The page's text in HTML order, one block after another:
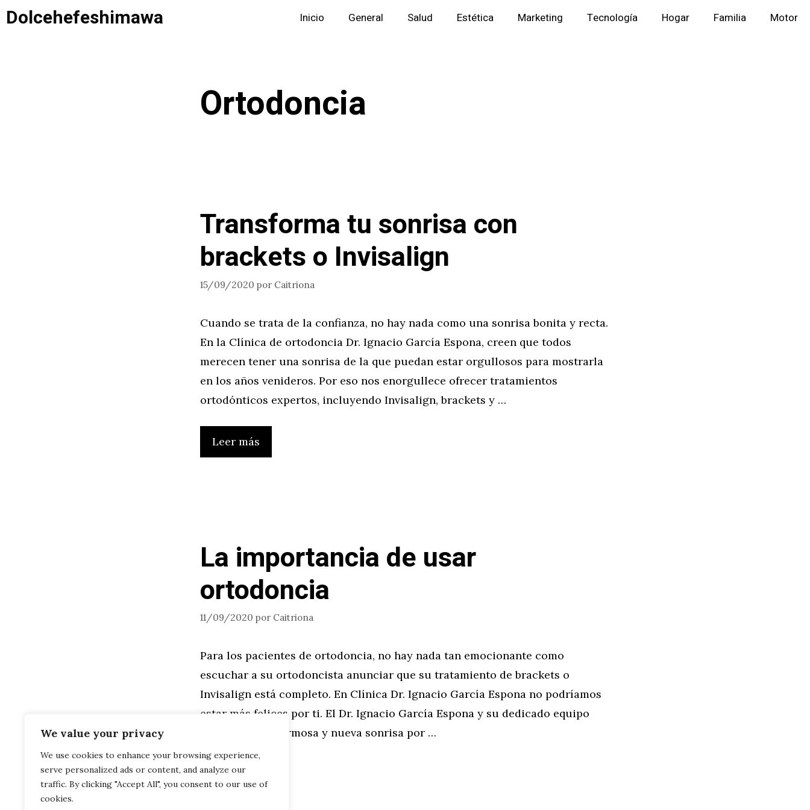
We value your privacy
We use cookies to enhance your browsing experience,
serve personalized ads or content, and analyze our
traffic. By clicking "Accept All", you consent to our use of
cookies.
Saltar
alDolcehefeshimawa Inicio General Salud Estética Marketing Tecnología Hogar Familia Motor
Ortodoncia
Transforma tu sonrisa con
brackets o Invisalign
15/09/2020 por Caitriona
Cuando se trata de la confianza, no hay nada como una sonrisa bonita y recta.
En la Clínica de ortodoncia Dr. Ignacio García Espona, creen que todos
merecen tener una sonrisa de la que puedan estar orgullosos para mostrarla
en los años venideros. Por eso nos enorgullece ofrecer tratamientos
ortodónticos expertos, incluyendo Invisalign, brackets y …
Leer más
La importancia de usar
ortodoncia
11/09/2020 por Caitriona
Para los pacientes de ortodoncia, no hay nada tan emocionante como
escuchar a su ortodoncista anunciar que su tratamiento de brackets o
Invisalign está completo. En Clínica Dr. Ignacio García Espona no podríamos
estar más felices por ti. El Dr. Ignacio García Espona y su dedicado equipo
adoran ver tu hermosa y nueva sonrisa por …
Leer más